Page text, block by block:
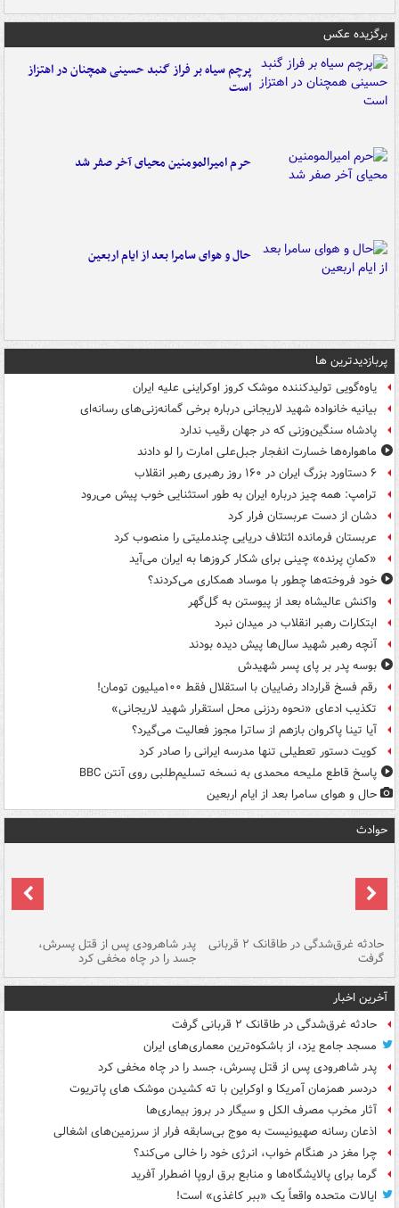
برگزیده عکس
پرچم سیاه بر فراز گنبد حسینی همچنان در اهتزاز
است
حرم امیرالمومنین محیای آخر صفر شد
حال و هوای سامرا بعد از ایام اربعین
پربازدیدترین ها
یاوه‌گویی تولیدکننده موشک کروز اوکراینی علیه ایران
بیانیه خانواده شهید لاریجانی درباره برخی گمانه‌زنی‌های رسانه‌ای
پادشاه سنگین‌وزنی که در جهان رقیب ندارد
ماهواره‌ها خسارت انفجار جبل‌علی امارت را لو دادند
۶ دستاورد بزرگ ایران در ۱۶۰ روز رهبری رهبر انقلاب
ترامپ: همه چیز درباره ایران به طور استثنایی خوب پیش می‌رود
دشان از دست عربستان فرار کرد
عربستان فرمانده ائتلاف دریایی چندملیتی را منصوب کرد
«کمانِ پرنده» چینی برای شکار کروزها به ایران می‌آید
خود فروخته‌ها چطور با موساد همکاری می‌کردند؟
واکنش عالیشاه بعد از پیوستن به گل‌گهر
ابتکارات رهبر انقلاب در میدان نبرد
آنچه رهبر شهید سال‌ها پیش دیده بودند
بوسه‌ پدر بر پای پسر شهیدش
رقم فسخ قرارداد رضاییان با استقلال فقط ۱۰۰میلیون تومان!
تکذیب ادعای «نحوه ردزنی محل استقرار شهید لاریجانی»
آیا تینا پاکروان بازهم از ساترا مجوز فعالیت می‌گیرد؟
کویت دستور تعطیلی تنها مدرسه ایرانی را صادر کرد
پاسخ قاطع ملیحه محمدی به نسخه تسلیم‌طلبی روی آنتن BBC
حال و هوای سامرا بعد از ایام اربعین
حوادث
حادثه غرق‌شدگی در طاقانک ۲ قربانی
گرفت
پدر شاهرودی پس از قتل پسرش،
جسد را در چاه مخفی کرد
آخرین اخبار
حادثه غرق‌شدگی در طاقانک ۲ قربانی گرفت
مسجد جامع یزد، از باشکوه‌ترین معماری‌های ایران
پدر شاهرودی پس از قتل پسرش، جسد را در چاه مخفی کرد
دردسر همزمان آمریکا و اوکراین با ته کشیدن موشک های پاتریوت
آثار مخرب مصرف الکل و سیگار در بروز بیماری‌ها
اذعان رسانه صهیونیست به موج بی‌سابقه فرار از سرزمین‌های اشغالی
چرا مغز در هنگام خواب، انرژی خود را خالی می‌کند؟
گرما برای پالایشگاه‌ها و منابع برق اروپا اضطرار آفرید
ایالات متحده واقعاً یک «ببر کاغذی» است!